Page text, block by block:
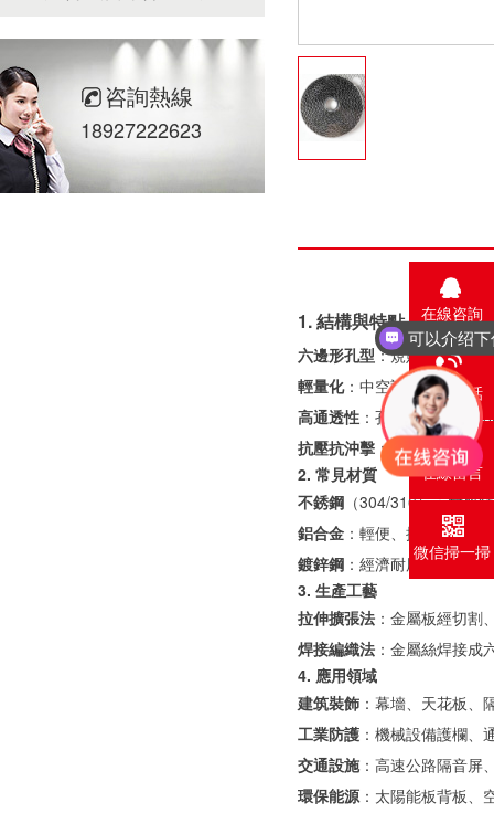
咨詢熱線
18927222623
1. 結構與特點
六邊形孔型：規則蜂窩狀排
輕量化：中空設計減輕重量
高通透性 ：孔洞率高（通常
抗壓抗沖擊 ：蜂窩結構分散
2. 常見材質
不銹鋼 （304/316）：耐腐
鋁合金 ：輕便、抗氧化，常
鍍鋅鋼 ：經濟耐用，適合工
3. 生產工藝
拉伸擴張法 ：金屬板經切割
焊接編織法 ：金屬絲焊接成
4. 應用領域
建筑裝飾 ：幕墻、天花板、
工業防護 ：機械設備護欄、
交通設施：高速公路隔音屏
環保能源 ：太陽能板背板、
在線咨詢
聯系電話
在線留言
微信掃一掃